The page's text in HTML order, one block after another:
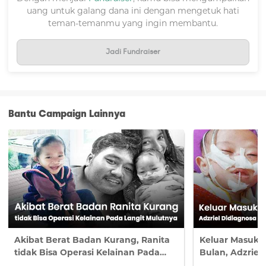
Halo #TemanBaik,
Kaila telah kembali ke kampung halamannya setelah lebih
uang untuk galang dana ini dengan mengetuk hati
teman-temanmu yang ingin membantu.
Jadi Fundraiser
Bantu Campaign Lainnya
Akibat Berat Badan Kurang, Ranita
tidak Bisa Operasi Kelainan Pada
Keluar Masuk
Bulan, Adzriel